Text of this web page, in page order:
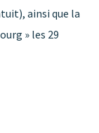
ainsi que la
» les 29